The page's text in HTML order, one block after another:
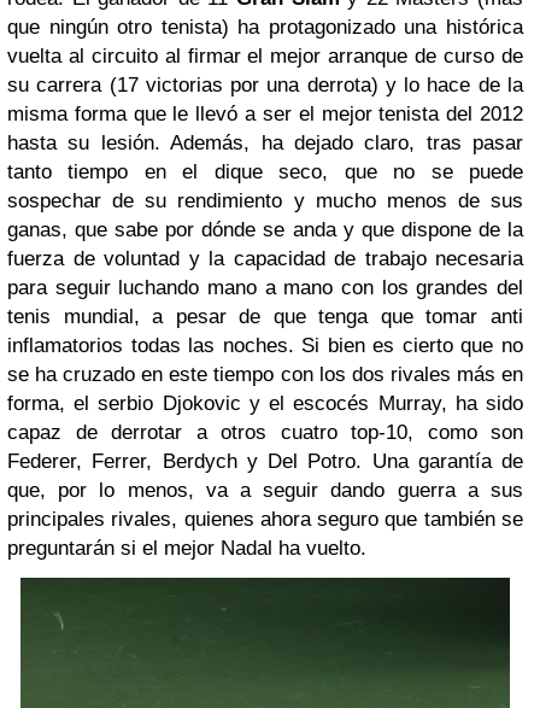
que ningún otro tenista) ha protagonizado una histórica
vuelta al circuito al firmar el mejor arranque de curso de
su carrera (17 victorias por una derrota) y lo hace de la
misma forma que le llevó a ser el mejor tenista del 2012
hasta su lesión. Además, ha dejado claro, tras pasar
tanto tiempo en el dique seco, que no se puede
sospechar de su rendimiento y mucho menos de sus
ganas, que sabe por dónde se anda y que dispone de la
fuerza de voluntad y la capacidad de trabajo necesaria
para seguir luchando mano a mano con los grandes del
tenis mundial, a pesar de que tenga que tomar anti
inflamatorios todas las noches. Si bien es cierto que no
se ha cruzado en este tiempo con los dos rivales más en
forma, el serbio Djokovic y el escocés Murray, ha sido
capaz de derrotar a otros cuatro top-10, como son
Federer, Ferrer, Berdych y Del Potro. Una garantía de
que, por lo menos, va a seguir dando guerra a sus
principales rivales, quienes ahora seguro que también se
preguntarán si el mejor Nadal ha vuelto.